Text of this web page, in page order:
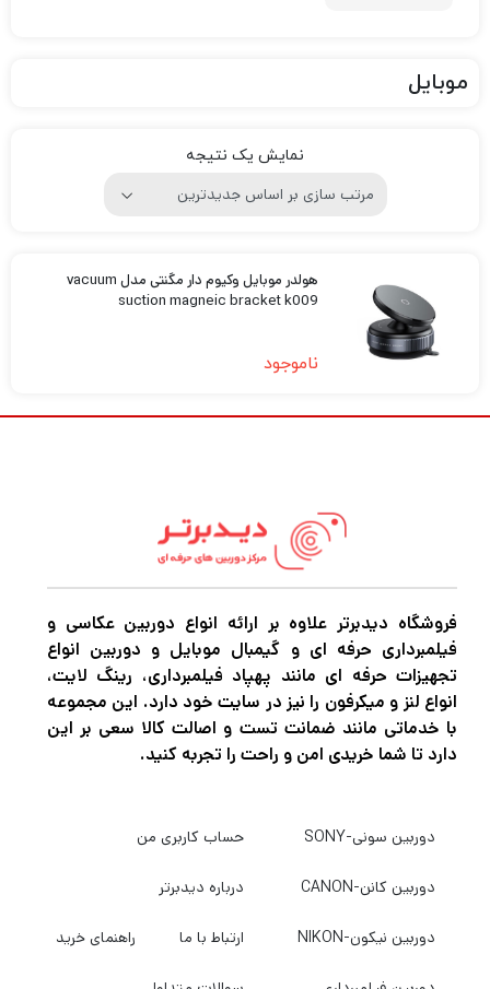
موبایل
نمایش یک نتیجه
هولدر موبایل وکیوم دار مگنتی مدل vacuum
suction magneic bracket k009
ناموجود
فروشگاه دیدبرتر علاوه بر ارائه انواع دوربین عکاسی و
فیلمبرداری حرفه ای و گیمبال موبایل و دوربین انواع
تجهیزات حرفه ای مانند پهپاد فیلمبرداری، رینگ لایت،
انواع لنز و میکرفون را نیز در سایت خود دارد. این مجموعه
با خدماتی مانند ضمانت تست و اصالت کالا سعی بر این
دارد تا شما خریدی امن و راحت را تجربه کنید.
دوربین سونی-SONY
دوربین کانن-CANON
دوربین نیکون-NIKON
حساب کاربری من
درباره دیدبرتر
ارتباط با ما راهنمای خرید